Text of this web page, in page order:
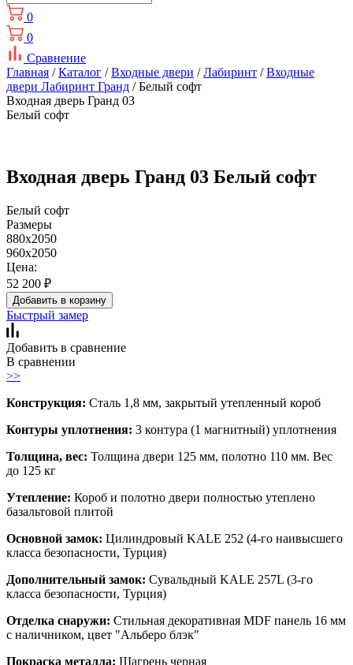
0
0
Сравнение
Главная /Каталог /Входные двери /Лабиринт /Входные
двери Лабиринт Гранд / Белый софт
Входная дверь Гранд 03
Белый софт
Входная дверь Гранд 03 Белый софт
Белый софт
Размеры
880х2050
960х2050
Цена:
52 200 ₽
Добавить в корзину
Быстрый замер
Добавить в сравнение
В сравнении
>>
Конструкция: Сталь 1,8 мм, закрытый утепленный короб
Контуры уплотнения: 3 контура (1 магнитный) уплотнения
Толщина, вес: Толщина двери 125 мм, полотно 110 мм. Вес
до 125 кг
Утепление: Короб и полотно двери полностью утеплено
базальтовой плитой
Основной замок: Цилиндровый KALE 252 (4-го наивысшего
класса безопасности, Турция)
Дополнительный замок: Сувальдный KALE 257L (3-го
класса безопасности, Турция)
Отделка снаружи: Стильная декоративная MDF панель 16 мм
с наличником, цвет "Альберо блэк"
Покраска металла: Шагрень черная